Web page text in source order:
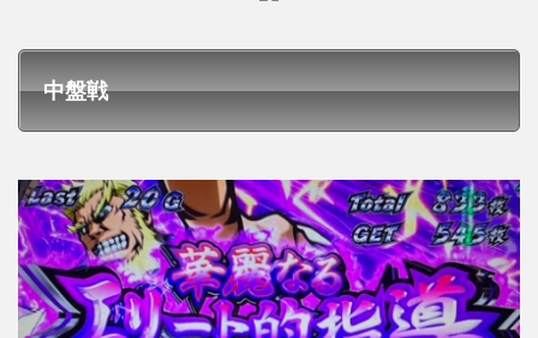
中盤戦